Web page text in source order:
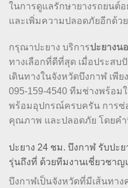
ในการดูแลรักษายางรถยนต์
และเพิ่มความปลอดภัยอีกด้วย
กรุณาปะยาง บริการปะยางน
ทางเลือกที่ดีที่สุด เมื่อประสบ
เดินทางในจังหวัดบึงกาฬ เพี
095-159-4540 ทีมช่างพร้อม
พร้อมอุปกรณ์ครบครัน การซ่
คุณภาพ และปลอดภัย โดยค
ปะยาง 24 ชม. บึงกาฬ รับปะ
รุ่นถึงที่ ด้วยทีมงานเชี่ยวชา
บึงกาฬเป็นจังหวัดที่มีเส้นทา